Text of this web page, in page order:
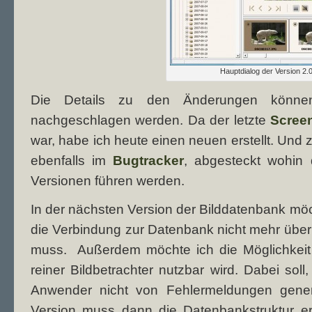
Hauptdialog der Version
Die Details zu den Änderungen
nachgeschlagen werden. Da der letzte
war, habe ich heute einen neuen erstellt. Und
ebenfalls im Bugtracker, abgesteckt wohin
Versionen führen werden.
In der nächsten Version der Bilddatenbank
die Verbindung zur Datenbank nicht mehr
muss. Außerdem möchte ich die
reiner Bildbetrachter nutzbar wird. Dabei
Anwender nicht von Fehlermeldungen